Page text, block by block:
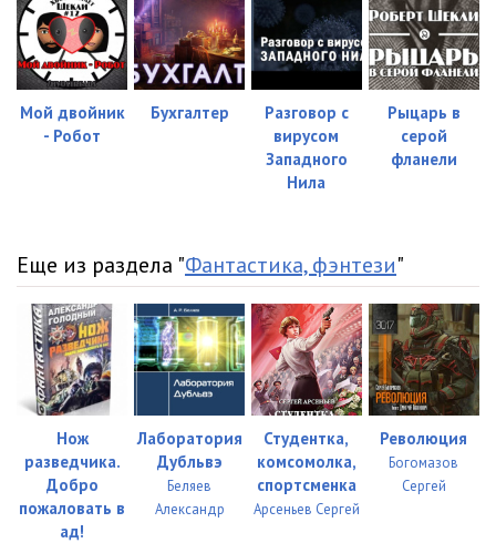
Мой двойник
- Робот
Бухгалтер
Разговор с
вирусом
Западного
Нила
Рыцарь в
серой
фланели
Еще из раздела "Фантастика, фэнтези"
Нож
разведчика.
Добро
пожаловать в
ад!
Лаборатория
Дубльвэ
Беляев
Александр
Студентка,
комсомолка,
спортсменка
Арсеньев Сергей
Революция
Богомазов
Сергей